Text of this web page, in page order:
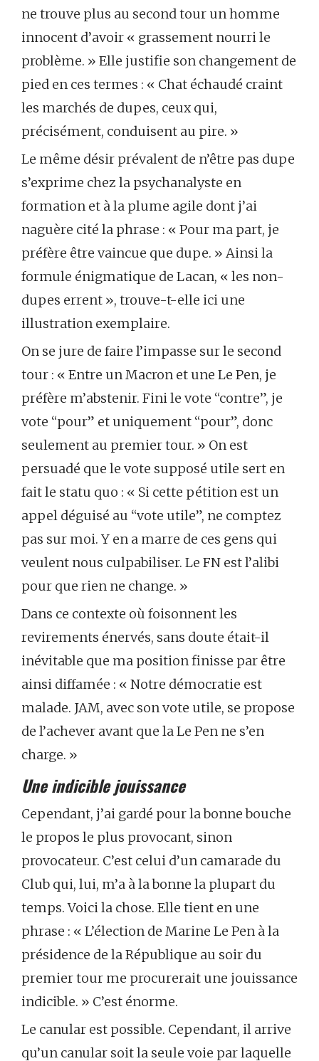
ne trouve plus au second tour un homme
innocent d’avoir « grassement nourri le
problème. » Elle justifie son changement de
pied en ces termes : « Chat échaudé craint
les marchés de dupes, ceux qui,
précisément, conduisent au pire. »
Le même désir prévalent de n’être pas dupe
s’exprime chez la psychanalyste en
formation et à la plume agile dont j’ai
naguère cité la phrase : « Pour ma part, je
préfère être vaincue que dupe. » Ainsi la
formule énigmatique de Lacan, « les non-
dupes errent », trouve-t-elle ici une
illustration exemplaire.
On se jure de faire l’impasse sur le second
tour : « Entre un Macron et une Le Pen, je
préfère m’abstenir. Fini le vote “contre”, je
vote “pour” et uniquement “pour”, donc
seulement au premier tour. » On est
persuadé que le vote supposé utile sert en
fait le statu quo : « Si cette pétition est un
appel déguisé au “vote utile”, ne comptez
pas sur moi. Y en a marre de ces gens qui
veulent nous culpabiliser. Le FN est l’alibi
pour que rien ne change. »
Dans ce contexte où foisonnent les
revirements énervés, sans doute était-il
inévitable que ma position finisse par être
ainsi diffamée : « Notre démocratie est
malade. JAM, avec son vote utile, se propose
de l’achever avant que la Le Pen ne s’en
charge. »
Une indicible jouissance
Cependant, j’ai gardé pour la bonne bouche
le propos le plus provocant, sinon
provocateur. C’est celui d’un camarade du
Club qui, lui, m’a à la bonne la plupart du
temps. Voici la chose. Elle tient en une
phrase : « L’élection de Marine Le Pen à la
présidence de la République au soir du
premier tour me procurerait une jouissance
indicible. » C’est énorme.
Le canular est possible. Cependant, il arrive
qu’un canular soit la seule voie par laquelle